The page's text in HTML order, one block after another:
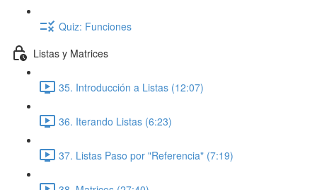
Quiz: Funciones
Listas y Matrices
35. Introducción a Listas (12:07)
36. Iterando Listas (6:23)
37. Listas Paso por "Referencia" (7:19)